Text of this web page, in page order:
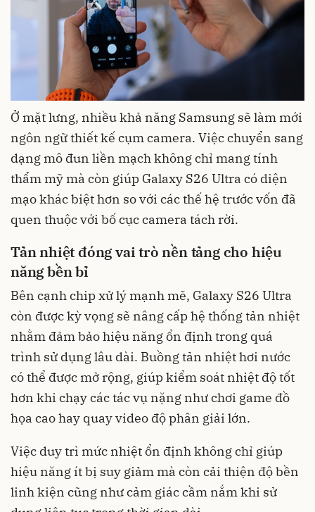
Ở mặt lưng, nhiều khả năng Samsung sẽ làm mới
ngôn ngữ thiết kế cụm camera. Việc chuyển sang
dạng mô đun liền mạch không chỉ mang tính
thẩm mỹ mà còn giúp Galaxy S26 Ultra có diện
mạo khác biệt hơn so với các thế hệ trước vốn đã
quen thuộc với bố cục camera tách rời.
Tản nhiệt đóng vai trò nền tảng cho hiệu
năng bền bỉ
Bên cạnh chip xử lý mạnh mẽ, Galaxy S26 Ultra
còn được kỳ vọng sẽ nâng cấp hệ thống tản nhiệt
nhằm đảm bảo hiệu năng ổn định trong quá
trình sử dụng lâu dài. Buồng tản nhiệt hơi nước
có thể được mở rộng, giúp kiểm soát nhiệt độ tốt
hơn khi chạy các tác vụ nặng như chơi game đồ
họa cao hay quay video độ phân giải lớn.
Việc duy trì mức nhiệt ổn định không chỉ giúp
hiệu năng ít bị suy giảm mà còn cải thiện độ bền
linh kiện cũng như cảm giác cầm nắm khi sử